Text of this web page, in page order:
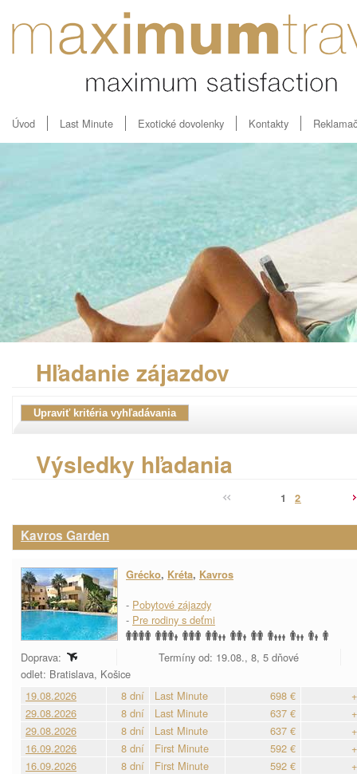
Úvod Last Minute Exotické dovolenky Kontakty
Hľadanie zájazdov
Výsledky hľadania
1 2
Kavros Garden
Grécko, Kréta, Kavros
- Pobytové zájazdy
- Pre rodiny s deťmi
Doprava:
Termíny od: 19.08., 8, 5 dňové
odlet: Bratislava, Košice
19.08.2026
8 dní Last Minute 698 €
29.08.2026
8 dní Last Minute 637 €
29.08.2026
8 dní Last Minute 637 €
16.09.2026
8 dní First Minute 592 €
16.09.2026
8 dní First Minute 592 €